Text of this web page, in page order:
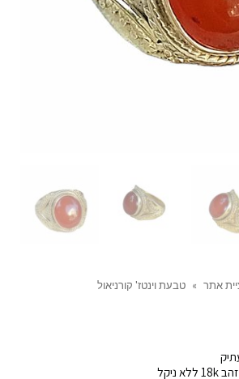
אתר » טבעת וינטז' קורניאול